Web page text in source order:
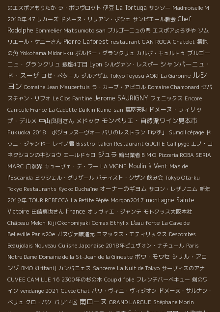
のエスポアもりたか ラ・ポワヴロット 伊豆 La Tortuga サンソー Madmoiselle M
2018年 47 リカーズ ドメーヌ・リリアン・ボシェ サンピエール教会 Chef
Rodolphe Sommelier Matsumoto san ブルゴーニュの門 エスポアよろずや ソム
リエール・ケニーさん Pierre Laforest restaurant CAN ROCA Chatelet 築地
の魚 Yokohama Midori-ku ボルドー・グランクリュ カルボ・キュルトゥ ブルゴー
ニュ・グランクリュ 銀座4丁目 Lyon シルヴァン・レスポー シャンパーニュ・
ド・スーザ ロゼ・ぺタール ジルアザム Tokyo Toyosu AOKI La Garonne ルシ
ヨン Domaine Jean Maupertuis ラ・カーブ・アピコル Domaine Chamonard セバ
スチャン・リフォ Le Clos Fantine Jerome SAURIGNY フェニックス Encore
Canicule France La Cadette Daikin Kume-san 萬屋天狗 ドメーヌ・フィリッ
プ・デルメ 中山良則さん メドック モンペリエ・自然派ワイン見本市
Fukuoka 2018 ボジョレヌーヴォー パリのレストラン「ゆず」 Sumoll cépage ド
ゥニ・ジャンドー レイノ君 Bisstro Italien Restaurant GUCITE Callipyge エノ・コ
ネクションのキショウ エールドゥロ ジュラ 輸出業者ＢＭＯ Pizzeria ROBA SERIA
MARC 自然界 キューヴェ・デ・フー LA VIGNE Moulin à Vent Mas de
l'Escarida ミッシェル・グリザール バティスト・クザン 飲み会 Tokyo Ota-ku
Tokyo Restaurants Kyoko Duchaîne オーナーのギヨム サロン・レザノニム 新年
2019年 TOUR REBECCA La Petite Pépée Morgon2017 montagne Sainte
Victoire 田崎真也さん France オリヴィエ・ジャンテ モトクッス大阪本社
Châpeau Melon Kiji Okonomiyaki Comax Ethylix L'eau forte La Cave de
Belleville Paris20e ガヌヴァ醸造元 コマックス・エティリックス Descombes
Beaujolais Nouveau Cuiisne Japonaise 2018年ビュヴォン・ナチュール Paris
Notre Dame Domaine de la St-Jean de la Gineste ボワ・モワセ シリル・アロ
ンゾ BMO Kiritani] カンパニェス Sancerre La Nuit de Tokyo サーヴィスのアナ
CUVEE CAMILLE 16 2300年の杉の木 Coup d'folie フレンチバーベキュー 剣のワ
イン vendange 2021 Cuvée Chat パリ・ヴィニ・ヴィジオン ドメーヌ・サルナン・
ベリュ クロ・バケ パリ14区 南ローヌ GRAND LARGUE Stéphane Morin